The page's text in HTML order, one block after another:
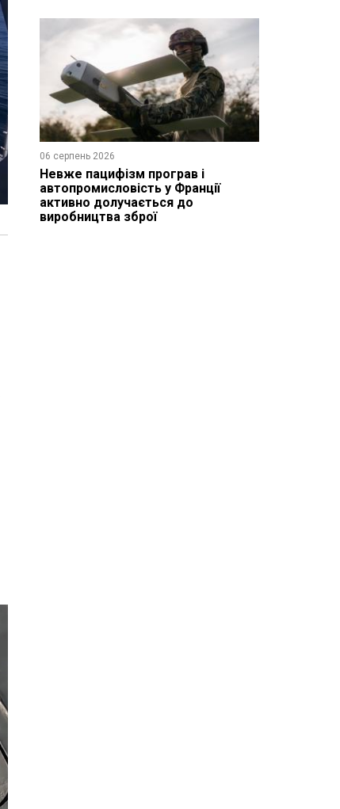
06 серпень 2026
Невже пацифізм програв і
автопромисловість у Франції
активно долучається до
виробництва зброї